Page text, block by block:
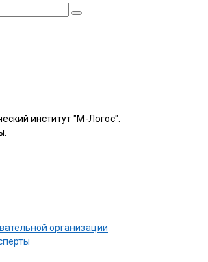
институт "М-Логос".
организации